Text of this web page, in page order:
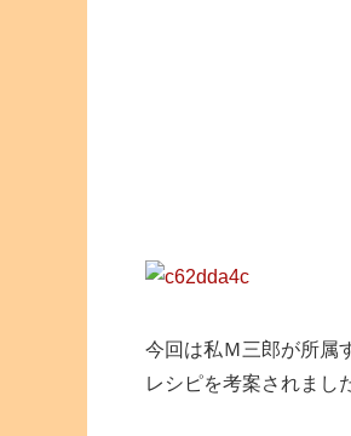
今回は私Ｍ三郎が所属
レシピを考案されまし